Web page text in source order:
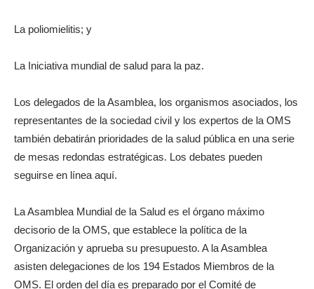
La poliomielitis; y
La Iniciativa mundial de salud para la paz.
Los delegados de la Asamblea, los organismos asociados, los
representantes de la sociedad civil y los expertos de la OMS
también debatirán prioridades de la salud pública en una serie
de mesas redondas estratégicas. Los debates pueden
seguirse en línea aquí.
La Asamblea Mundial de la Salud es el órgano máximo
decisorio de la OMS, que establece la política de la
Organización y aprueba su presupuesto. A la Asamblea
asisten delegaciones de los 194 Estados Miembros de la
OMS. El orden del día es preparado por el Comité de